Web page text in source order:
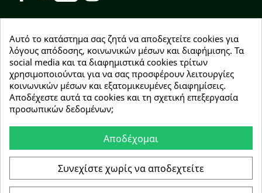
NEWSLETTER
Εγγραφείτε δωρεάν και θα είστε οι πρώτοι που θα
λάβετε τα νέα μας γύρω από προσφορές, εκπτώσεις
και νέα προϊόντα.
Συμφωνώ με τουςόρους χρήσης
Αυτό το κατάστημα σας ζητά να αποδεχτείτε cookies για
λόγους απόδοσης, κοινωνικών μέσων και διαφήμισης. Τα
social media και τα διαφημιστικά cookies τρίτων
χρησιμοποιούνται για να σας προσφέρουν λειτουργίες
κοινωνικών μέσων και εξατομικευμένες διαφημίσεις.
Αποδέχεστε αυτά τα cookies και τη σχετική επεξεργασία
προσωπικών δεδομένων;
Αποδέχομαι
Συνεχίστε χωρίς να αποδεχτείτε